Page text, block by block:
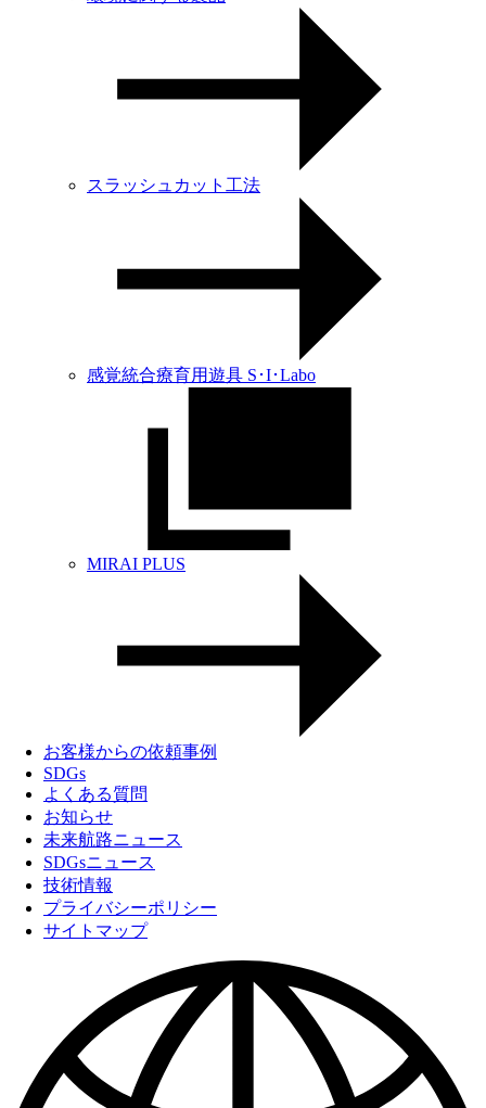
スラッシュカット工法
感覚統合療育用遊具 S･I･Labo
MIRAI PLUS
お客様からの依頼事例
SDGs
よくある質問
お知らせ
未来航路ニュース
SDGsニュース
技術情報
プライバシーポリシー
サイトマップ